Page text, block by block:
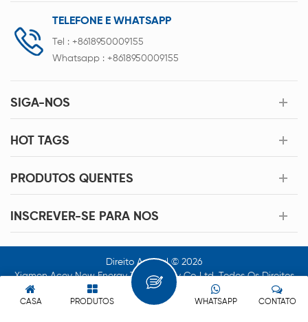
TELEFONE E WHATSAPP
Tel : +8618950009155
Whatsapp : +8618950009155
SIGA-NOS
HOT TAGS
PRODUTOS QUENTES
INSCREVER-SE PARA NOS
Direito Autoral © 2026
Xiamen Acey New Energy Technology Co.,Ltd. Todos Os Direitos
Reservados.
CASA PRODUTOS CONTATO
WHATSAPP